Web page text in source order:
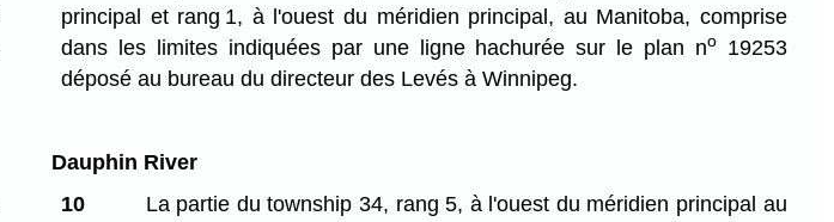
principal et rang 1, à l'ouest du méridien principal, au Manitoba, comprise
dans les limites indiquées par une ligne hachurée sur le plan no19253
déposé au bureau du directeur des Levés à Winnipeg.
Dauphin River
10
La partie du township 34, rang 5, à l'ouest du méridien principal au